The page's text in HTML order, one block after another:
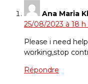
Ana Maria
25/08/2023 à 18
Please i need
working,stop
Répondre